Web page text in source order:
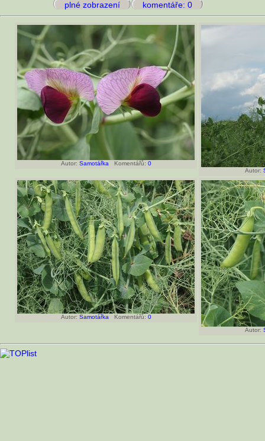
plné zobrazení komentáře: 0
Autor: Samotářka Komentářů: 0
Autor:
Autor: Samotářka Komentářů: 0
Autor: